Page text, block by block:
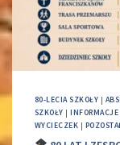
80-LECIA SZKOŁY |
SZKOŁY |INFORMACJE
WYCIECZEK |